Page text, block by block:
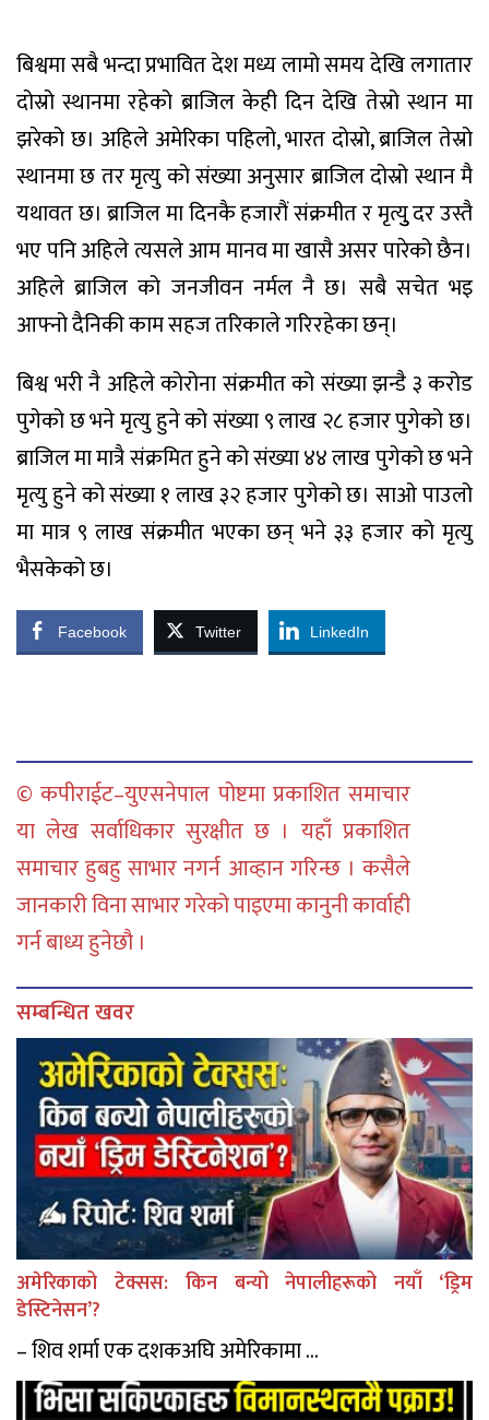
बिश्वमा सबै भन्दा प्रभावित देश मध्य लामो समय देखि लगातार
दोस्रो स्थानमा रहेको ब्राजिल केही दिन देखि तेस्रो स्थान मा
झरेको छ। अहिले अमेरिका पहिलो, भारत दोस्रो, ब्राजिल तेस्रो
स्थानमा छ तर मृत्यु को संख्या अनुसार ब्राजिल दोस्रो स्थान मै
यथावत छ। ब्राजिल मा दिनकै हजारौं संक्रमीत र मृत्युु दर उस्तै
भए पनि अहिले त्यसले आम मानव मा खासै असर पारेको छैन।
अहिले ब्राजिल को जनजीवन नर्मल नै छ। सबै सचेत भइ
आफ्नो दैनिकी काम सहज तरिकाले गरिरहेका छन्।
बिश्व भरी नै अहिले कोरोना संक्रमीत को संख्या झन्डै ३ करोड
पुगेको छ भने मृत्यु हुने को संख्या ९ लाख २८ हजार पुगेको छ।
ब्राजिल मा मात्रै संक्रमित हुने को संख्या ४४ लाख पुगेको छ भने
मृत्यु हुने को संख्या १ लाख ३२ हजार पुगेको छ। साओ पाउलो
मा मात्र ९ लाख संक्रमीत भएका छन् भने ३३ हजार को मृत्यु
भैसकेको छ।
Facebook Twitter LinkedIn
© कपीराईट–युएसनेपाल पोष्टमा प्रकाशित समाचार
या लेख सर्वाधिकार सुरक्षीत छ । यहाँ प्रकाशित
समाचार हुबहु साभार नगर्न आव्हान गरिन्छ । कसैले
जानकारी विना साभार गरेको पाइएमा कानुनी कार्वाही
गर्न बाध्य हुनेछौ ।
सम्बन्धित खवर
अमेरिकाको टेक्सस: किन बन्यो नेपालीहरूको नयाँ ‘ड्रिम
डेस्टिनेसन’?
– शिव शर्मा एक दशकअघि अमेरिकामा ...